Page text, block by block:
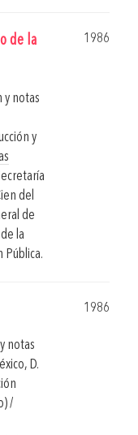
de la
1986
y notas
y
del
de
la
Pública.
1986
notas
D.
/